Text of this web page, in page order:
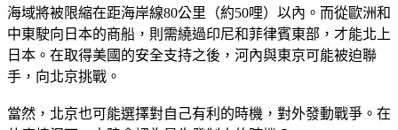
海域將被限縮在距海岸線80公里（約50哩）以內。而從歐洲和
中東駛向日本的商船，則需繞過印尼和菲律賓東部，才能北上
日本。在取得美國的安全支持之後，河內與東京可能被迫聯
手，向北京挑戰。
當然，北京也可能選擇對自己有利的時機，對外發動戰爭。在